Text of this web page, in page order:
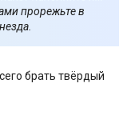
прорежьте в
брать твёрдый